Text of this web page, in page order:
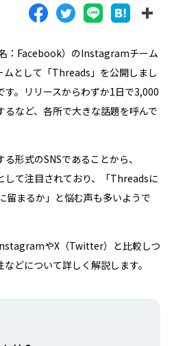
：Facebook）のInstagramチーム
ムとして「Threads」を公開しまし
す。リリースからわずか1日で3,000
など、各所で大きな話題を呼んで
形式のSNSであることから、
て注目されており、「Threadsに
まるか」と悩む声も多いようで
やX（Twitter）と比較しつ
どについて詳しく解説します。